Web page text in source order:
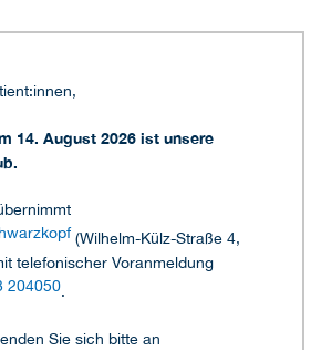
14. August 2026 ist unsere
(Wilhelm-Külz-Straße 4,
telefonischer Voranmeldung
204050.
Sie sich bitte an